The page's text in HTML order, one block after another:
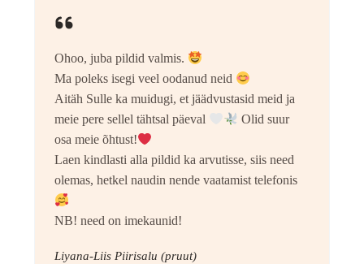
Ohoo, juba pildid valmis.
Ma poleks isegi veel oodanud neid
Aitäh Sulle ka muidugi, et jäädvustasid meid ja
meie pere sellel tähtsal päeval
Olid suur
osa meie õhtust!
Laen kindlasti alla pildid ka arvutisse, siis need
olemas, hetkel naudin nende vaatamist telefonis
NB! need on imekaunid!
Liyana-Liis Piirisalu (pruut)